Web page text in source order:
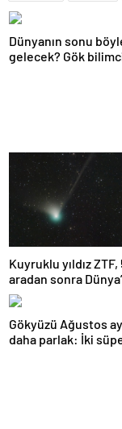
Dünyanın sonu
gelecek? Gök
Kuyruklu yıldız ZTF,
aradan sonra
çok yaklaşacak
Gökyüzü Ağustos
daha parlak: İki